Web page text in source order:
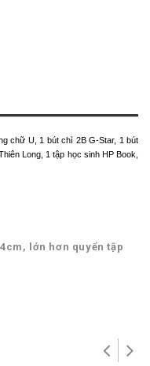
chữ U, 1 bút chì 2B G-Star, 1 bút
Long, 1 tập học sinh HP Book,
lớn hơn quyển tập